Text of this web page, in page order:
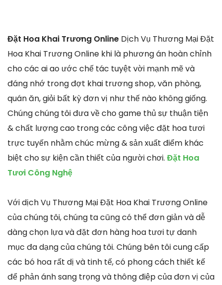
Đặt Hoa Khai Trương Online Dịch Vụ Thương Mại Đặt
Hoa Khai Trương Online khi là phương án hoàn chỉnh
cho các ai ao ước chế tác tuyệt vời mạnh mẽ và
đáng nhớ trong đợt khai trương shop, văn phòng,
quán ăn, giỏi bất kỳ đơn vị như thế nào không giống.
Chúng chúng tôi đưa về cho game thủ sự thuận tiện
& chất lượng cao trong các công việc đặt hoa tươi
trực tuyến nhằm chúc mừng & sản xuất điểm khác
biệt cho sự kiện cần thiết của người chơi. Đặt Hoa
Tươi Công Nghệ
Với dịch Vụ Thương Mại Đặt Hoa Khai Trương Online
của chúng tôi, chúng ta cũng có thể đơn giản và dễ
dàng chọn lựa và đặt đơn hàng hoa tươi tự danh
mục đa dạng của chúng tôi. Chúng bên tôi cung cấp
các bó hoa rất dị và tinh tế, có phong cách thiết kế
để phản ánh sang trọng và thông điệp của đơn vị của